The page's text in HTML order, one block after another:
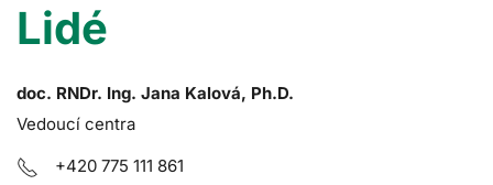
Lidé
doc. RNDr. Ing. Jana Kalová, Ph.D.
Vedoucí centra
+420 775 111 861